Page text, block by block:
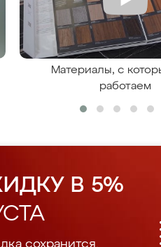
Материалы, с
работаем
В 5%
сохранится.